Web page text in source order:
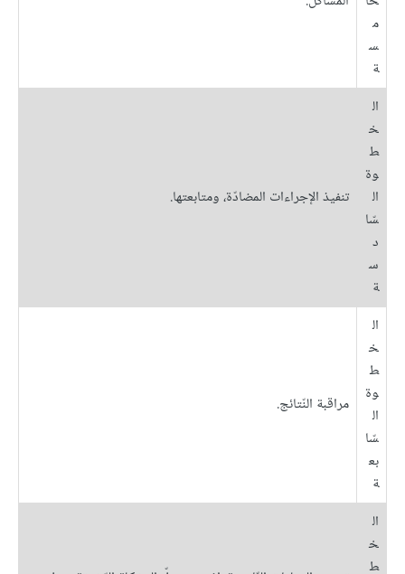
م
س
ة
ال
خ
ط
وة
ال
سّا
د
س
ة
تنفيذ الإجراءات المضادّة، ومتابعتها.
ال
خ
ط
وة
ال
سّا
بع
ة
مراقبة النّتائج.
ال
خ
ط